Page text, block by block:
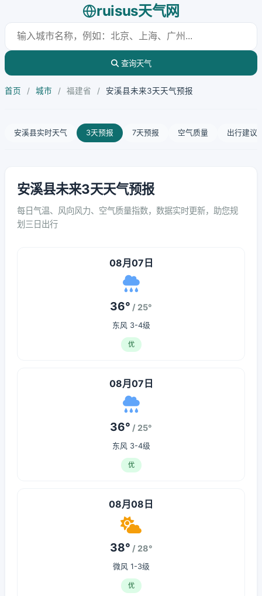
ruisus天气网
查询天气
首页 / 城市 / 福建省 / 安溪县未来3天天气预报
安溪县实时天气 3天预报 7天预报 空气质量 出行建议
安溪县未来3天天气预报
每日气温、风向风力、空气质量指数，数据实时更新，助您规
划三日出行
08月07日
36° / 25°
东风 3-4级
优
08月07日
36° / 25°
东风 3-4级
优
08月08日
38° / 28°
微风 1-3级
优